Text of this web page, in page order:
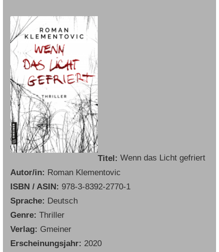
Titel:Wenn das Licht gefriert
Autor/in: Roman Klementovic
ISBN / ASIN: 978-3-8392-2770-1
Sprache: Deutsch
Genre:Thriller
Verlag: Gmeiner
Erscheinungsjahr: 2020